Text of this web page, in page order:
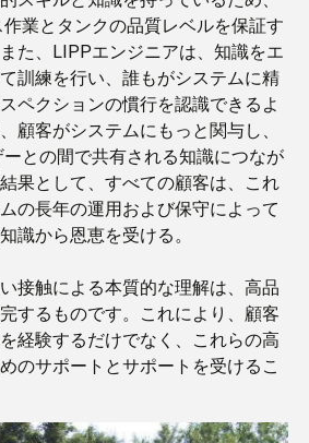
業とタンクの品質レベルを保証す
また、LIPPエンジニアは、知識をエ
訓練を行い、誰もがシステムに精
ペクションの慣行を認識できるよ
顧客がシステムにもっと関与し、
との間で共有される知識につなが
結果として、すべての顧客は、これ
の長年の運用および保守によって
識から恩恵を受ける。
接触による本質的な理解は、高品
するものです。
これにより、顧客
経験するだけでなく、これらの高
のサポートとサポートを受けるこ